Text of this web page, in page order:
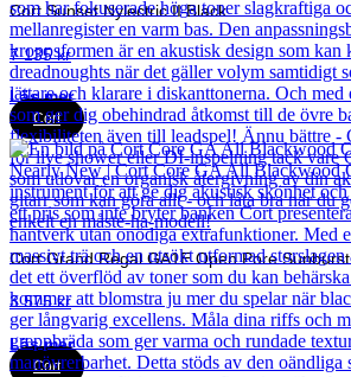
Cort Sunset Nylectric II Black
7 135kr
Läs mer
Cort
Cort Grand Regal GA1E Open Pore Sunburst
3 575kr
Läs mer
Cort